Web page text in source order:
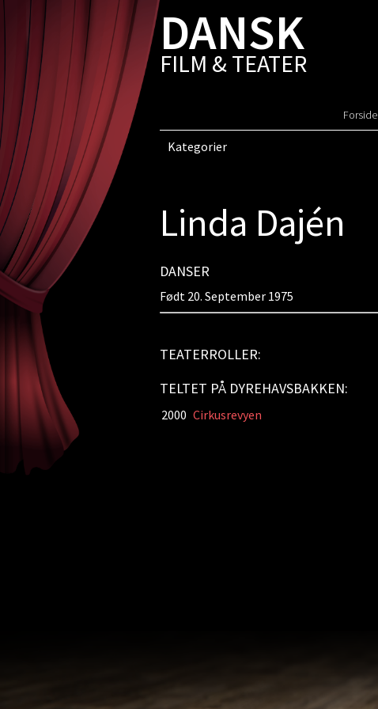
DANSK
FILM & TEATER
Forside
Kategorier
Linda Dajén
DANSER
Født 20. September 1975
TEATERROLLER:
TELTET PÅ DYREHAVSBAKKEN:
2000 Cirkusrevyen